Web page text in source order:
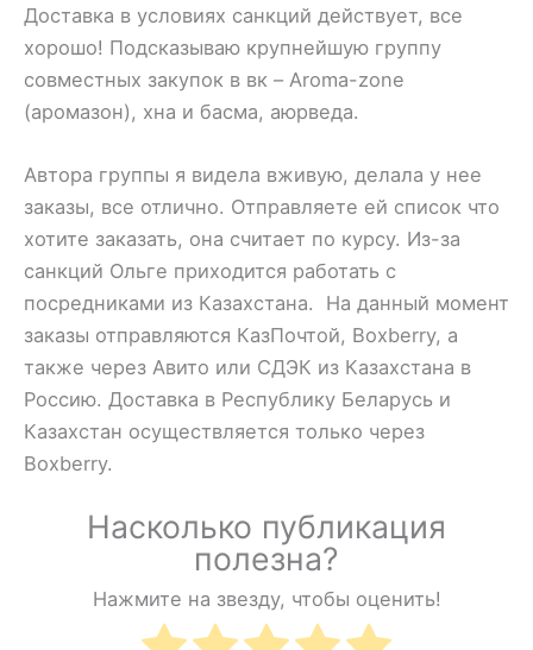
Доставка в условиях санкций действует, все
хорошо! Подсказываю крупнейшую группу
совместных закупок в вк – Aroma-zone
(аромазон), хна и басма, аюрведа.
Автора группы я видела вживую, делала у нее
заказы, все отлично. Отправляете ей список что
хотите заказать, она считает по курсу. Из-за
санкций Ольге приходится работать с
посредниками из Казахстана. На данный момент
заказы отправляются КазПочтой, Boxberry, а
также через Авито или СДЭК из Казахстана в
Россию. Доставка в Республику Беларусь и
Казахстан осуществляется только через
Boxberry.
Насколько публикация
полезна?
Нажмите на звезду, чтобы оценить!